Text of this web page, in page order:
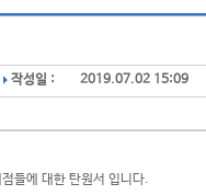
작성일 : 2019.07.02 15:09
들에 대한 탄원서 입니다.